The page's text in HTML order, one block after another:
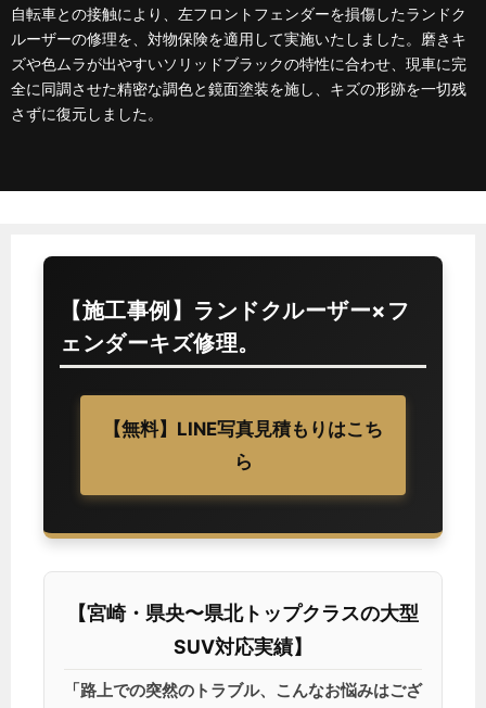
自転車との接触により、左フロントフェンダーを損傷したランドク
ルーザーの修理を、対物保険を適用して実施いたしました。磨きキ
ズや色ムラが出やすいソリッドブラックの特性に合わせ、現車に完
全に同調させた精密な調色と鏡面塗装を施し、キズの形跡を一切残
さずに復元しました。
【施工事例】ランドクルーザー×フ
ェンダーキズ修理。
【無料】LINE写真見積もりはこち
ら
【宮崎・県央〜県北トップクラスの大型
SUV対応実績】
「路上での突然のトラブル、こんなお悩みはござ